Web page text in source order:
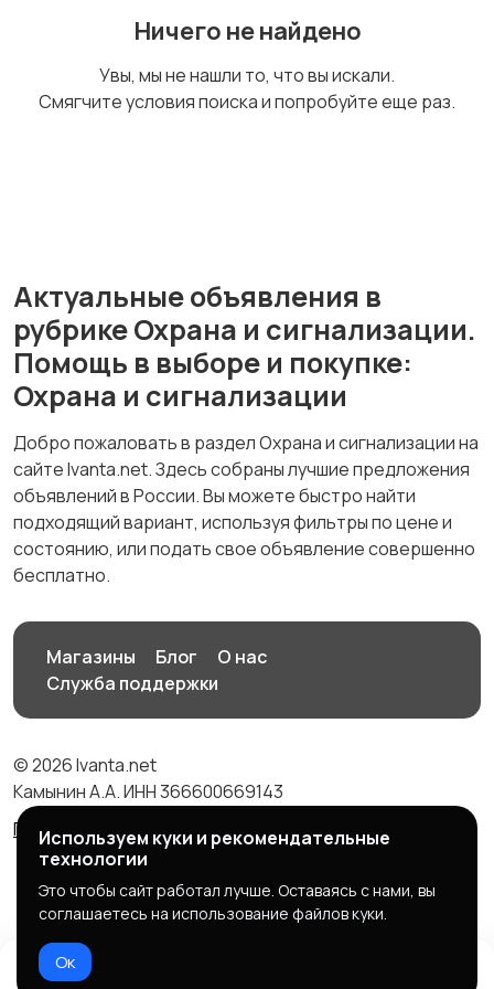
Шкафы и комоды Другое40
Ничего не найдено
Увы, мы не нашли то, что вы искали.
Смягчите условия поиска и попробуйте еще раз.
Актуальные объявления в
рубрике Охрана и сигнализации.
Помощь в выборе и покупке:
Охрана и сигнализации
Добро пожаловать в раздел Охрана и сигнализации на
сайте Ivanta.net. Здесь собраны лучшие предложения
объявлений в России. Вы можете быстро найти
подходящий вариант, используя фильтры по цене и
состоянию, или подать свое объявление совершенно
бесплатно.
Магазины Блог
О нас
Служба поддержки
© 2026 Ivanta.net
Камынин А.А. ИНН 366600669143
Правила сервиса
Политика конфиденциальности
Используем куки и рекомендательные
технологии
Это чтобы сайт работал лучше. Оставаясь с нами, вы
соглашаетесь на использование файлов куки.
Ок